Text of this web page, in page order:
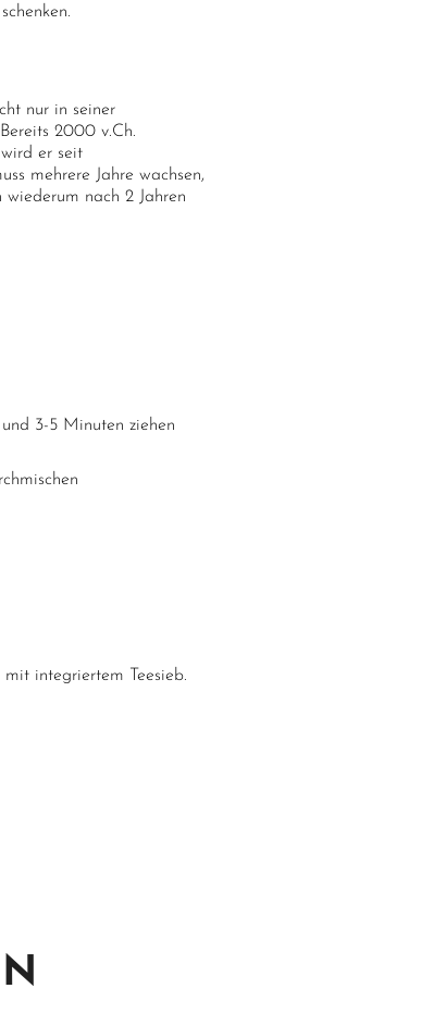
nur in seiner
2000 v.Ch.
er seit
mehrere Jahre wachsen,
nach 2 Jahren
3-5 Minuten ziehen
integriertem Teesieb.